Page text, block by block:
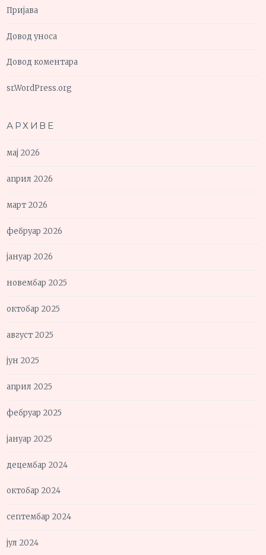
Пријава
Довод уноса
Довод коментара
sr.WordPress.org
АРХИВЕ
мај 2026
април 2026
март 2026
фебруар 2026
јануар 2026
новембар 2025
октобар 2025
август 2025
јун 2025
април 2025
фебруар 2025
јануар 2025
децембар 2024
октобар 2024
септембар 2024
јул 2024